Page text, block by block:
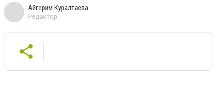
Айгерим Куралтаева
Редактор